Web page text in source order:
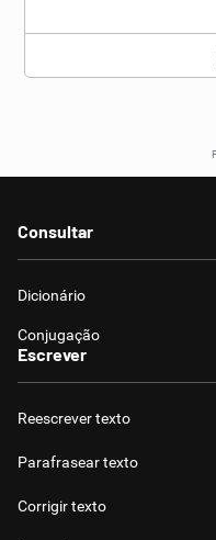
Consultar
Dicionário
Conjugação
Escrever
Reescrever texto
Parafrasear texto
Corrigir texto